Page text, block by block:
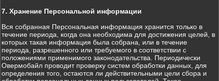
7. Хранение Персональной информации
Вся собранная Персональная информация хранится только в
течение периода, когда она необходима для достижения целей, в
которых такая информация была собрана, или в течение
периода, разрешенного или требуемого в соответствии с
положениями применимого законодательства. Периодически
Овермобайл проводит проверку систем обработки данных, для
определения того, остаются ли действительными цели сбора и